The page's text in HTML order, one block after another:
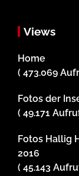
Views
Home
( 473.069
Fotos der
( 49.171
Fotos Hallig
2016
( 45.143